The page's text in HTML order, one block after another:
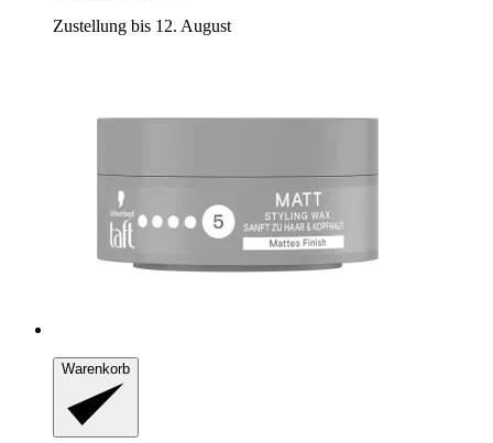
Zustellung bis 12. August
Warenkorb